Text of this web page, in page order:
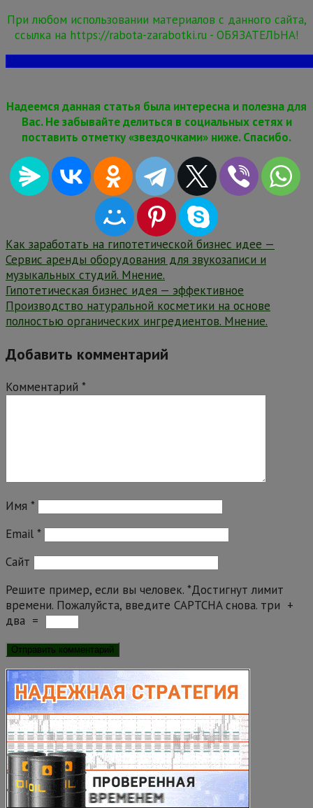
При любом использовании материалов с данного сайта,
ссылка на https://rabota-zarabotki.ru - ОБЯЗАТЕЛЬНА!
Надеемся данная статья была интересна и полезна для
Вас. Не забывайте делиться в социальных сетях и
поставить отметку «звездочками» ниже. Спасибо.
Навигация
по
записям
Как заработать на гипотетической бизнес идее —
Сервис аренды оборудования для звукозаписи и
музыкальных студий. Мнение.
Гипотетическая бизнес идея — эффективное
Производство натуральной косметики на основе
полностью органических ингредиентов. Мнение.
Добавить комментарий
Комментарий *
Имя *
Email *
Сайт
Решите пример, если вы человек. *Достигнут лимит
времени. Пожалуйста, введите CAPTCHA снова. три +
два =